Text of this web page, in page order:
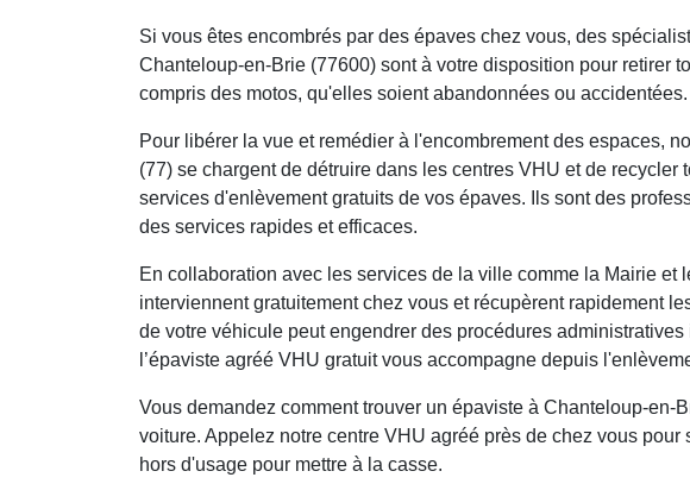
Si vous êtes encombrés par des épaves chez vous, des
Chanteloup-en-Brie (77600) sont à votre disposition pour retirer
compris des motos, qu'elles soient abandonnées ou accidentées.
Pour libérer la vue et remédier à l'encombrement des espaces,
(77) se chargent de détruire dans les centres VHU et de recycler
services d'enlèvement gratuits de vos épaves. Ils sont des
des services rapides et efficaces.
En collaboration avec les services de la ville comme la Mairie et
interviennent gratuitement chez vous et récupèrent rapidement
de votre véhicule peut engendrer des procédures
l’épaviste agréé VHU gratuit vous accompagne depuis
Vous demandez comment trouver un épaviste à Chanteloup-en-
voiture. Appelez notre centre VHU agréé près de chez vous
hors d'usage pour mettre à la casse.